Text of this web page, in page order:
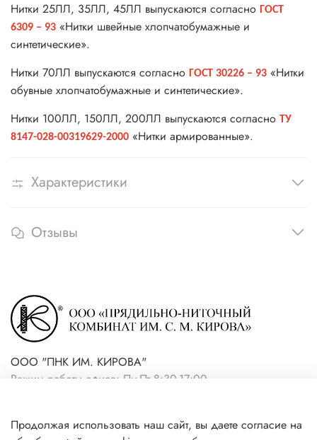
Нитки 25ЛЛ, 35ЛЛ, 45ЛЛ выпускаются согласно ГОСТ
6309 – 93 «Нитки швейные хлопчатобумажные и
синтетические».
Нитки 70ЛЛ выпускаются согласно ГОСТ 30226 – 93 «Нитки
обувные хлопчатобумажные и синтетические».
Нитки 100ЛЛ, 150ЛЛ, 200ЛЛ выпускаются согласно ТУ
8147-028-00319629-2000 «Нитки армированные».
Характеристики
Отзывы
ООО "ПНК ИМ. КИРОВА"
Режим работы офиса: Пн-Пт 8:30-17:00
Продолжая использовать наш сайт, вы даете согласие на